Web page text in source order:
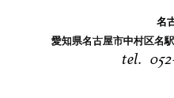
名
愛知県名古屋市中村区名